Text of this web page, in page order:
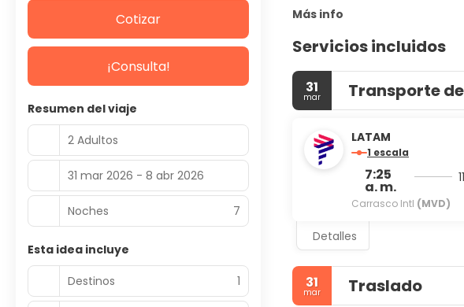
Más info
Servicios incluidos
31
mar Transporte
LATAM
1 escala
7:25
a. m.
Carrasco Intl (MVD)
Detalles
31
mar Traslado
Cotizar
¡Consulta!
Resumen del viaje
2 Adultos
31 mar 2026 - 8 abr 2026
Noches 7
Esta idea incluye
Destinos
1